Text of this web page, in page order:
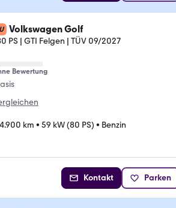
Volkswagen Golf
PS | GTI Felgen | TÜV 09/2027
Bewertung
km • 59 kW (80 PS) • Benzin
Kontakt Parken